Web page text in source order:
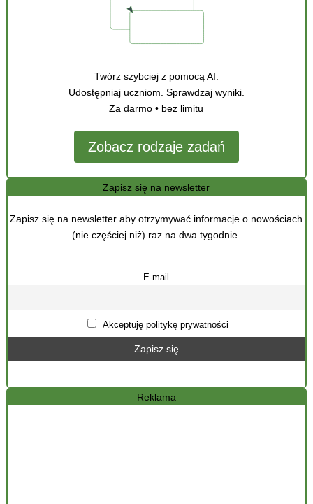
Twórz szybciej z pomocą AI.
Udostępniaj uczniom. Sprawdzaj wyniki.
Za darmo • bez limitu
Zobacz rodzaje zadań
Zapisz się na newsletter
Zapisz się na newsletter aby otrzymywać informacje o nowościach
(nie częściej niż) raz na dwa tygodnie.
E-mail
Akceptuję politykę prywatności
Reklama